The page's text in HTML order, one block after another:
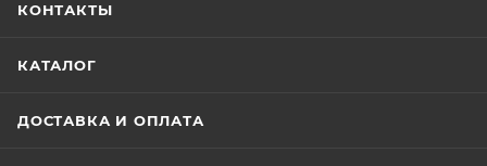
КОНТАКТЫ
КАТАЛОГ
ДОСТАВКА И ОПЛАТА